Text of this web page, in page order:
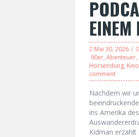
Mai 30, 2026
90er, Abenteuer,
Hörsendung, Kino
comment
Nachdem wir
ins Amerika
Kidman